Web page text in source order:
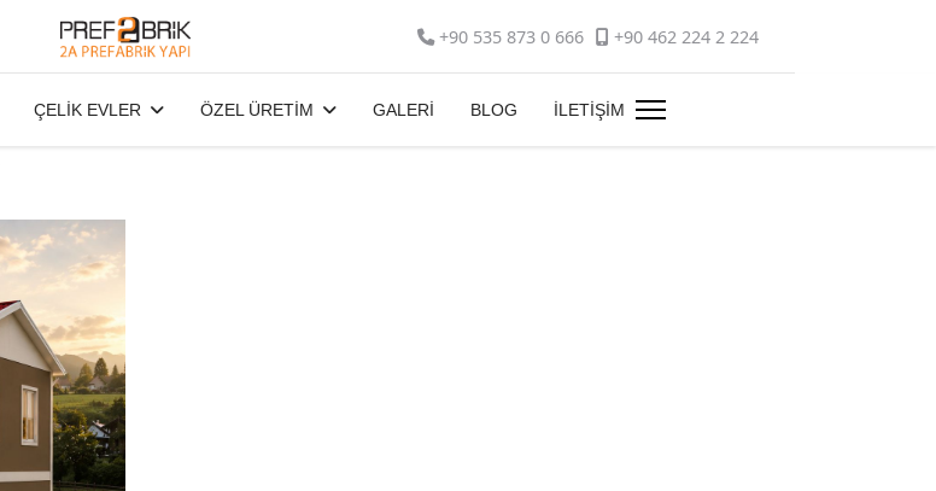
+90 535 873 0 666 +90 462 224 2 224
ÇELİK EVLER ÖZEL ÜRETİM GALERİ BLOG İLETİŞİM